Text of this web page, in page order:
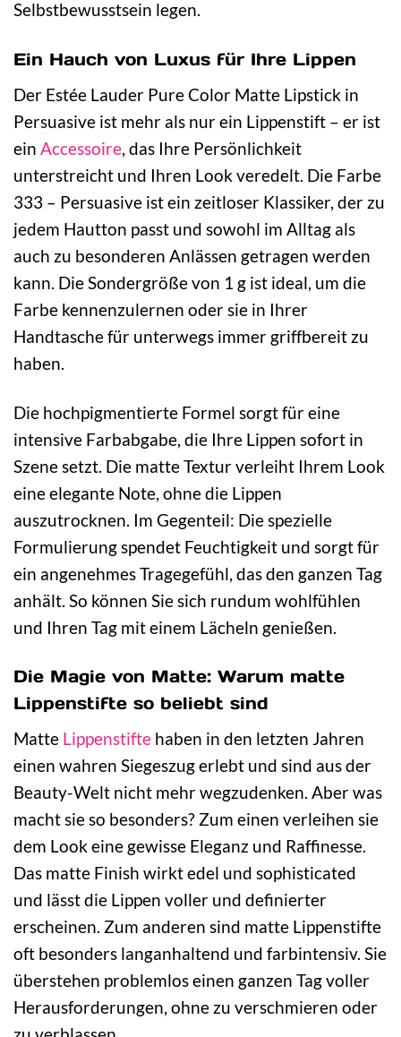
Selbstbewusstsein legen.
Ein Hauch von Luxus für Ihre Lippen
Der Estée Lauder Pure Color Matte Lipstick in
Persuasive ist mehr als nur ein Lippenstift – er ist
ein Accessoire , das Ihre Persönlichkeit
unterstreicht und Ihren Look veredelt. Die Farbe
333 – Persuasive ist ein zeitloser Klassiker, der zu
jedem Hautton passt und sowohl im Alltag als
auch zu besonderen Anlässen getragen werden
kann. Die Sondergröße von 1 g ist ideal, um die
Farbe kennenzulernen oder sie in Ihrer
Handtasche für unterwegs immer griffbereit zu
haben.
Die hochpigmentierte Formel sorgt für eine
intensive Farbabgabe, die Ihre Lippen sofort in
Szene setzt. Die matte Textur verleiht Ihrem Look
eine elegante Note, ohne die Lippen
auszutrocknen. Im Gegenteil: Die spezielle
Formulierung spendet Feuchtigkeit und sorgt für
ein angenehmes Tragegefühl, das den ganzen Tag
anhält. So können Sie sich rundum wohlfühlen
und Ihren Tag mit einem Lächeln genießen.
Die Magie von Matte: Warum matte
Lippenstifte so beliebt sind
Matte Lippenstifte haben in den letzten Jahren
einen wahren Siegeszug erlebt und sind aus der
Beauty-Welt nicht mehr wegzudenken. Aber was
macht sie so besonders? Zum einen verleihen sie
dem Look eine gewisse Eleganz und Raffinesse.
Das matte Finish wirkt edel und sophisticated
und lässt die Lippen voller und definierter
erscheinen. Zum anderen sind matte Lippenstifte
oft besonders langanhaltend und farbintensiv. Sie
überstehen problemlos einen ganzen Tag voller
Herausforderungen, ohne zu verschmieren oder